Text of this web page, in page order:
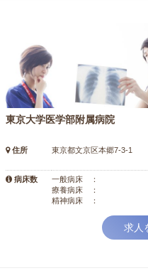
東京大学医学部附属病院
住所 東京都文京区本郷7-3-1
病床数
一般病床 ：
療養病床 ：
精神病床 ：
求人